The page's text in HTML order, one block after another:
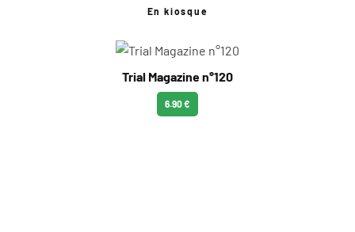
En kiosque
Trial Magazine n°120
6.90 €